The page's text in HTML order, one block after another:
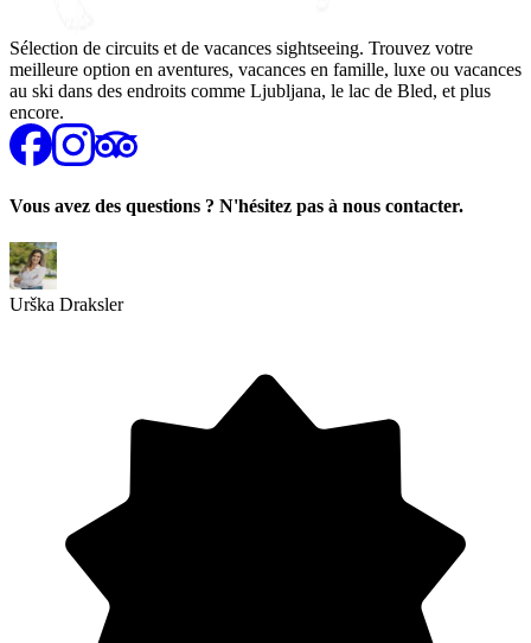
Sélection de circuits et de vacances sightseeing. Trouvez votre
meilleure option en aventures, vacances en famille, luxe ou vacances
au ski dans des endroits comme Ljubljana, le lac de Bled, et plus
encore.
Vous avez des questions ? N'hésitez pas à nous contacter.
Urška Draksler